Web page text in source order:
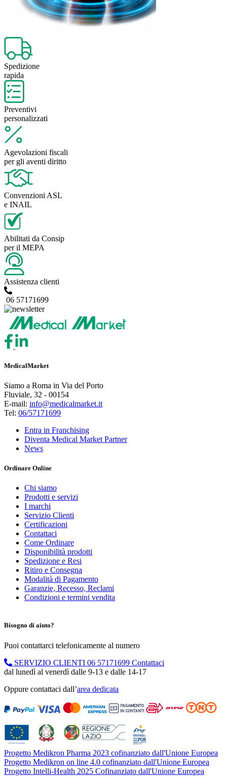
Spedizione
rapida
Preventivi
personalizzati
Agevolazioni fiscali
per gli aventi diritto
Convenzioni ASL
e INAIL
Abilitati da Consip
per il MEPA
Assistenza clienti
06 57171699
MedicalMarket
Siamo a Roma in Via del Porto
Fluviale, 32 - 00154
E-mail: info@medicalmarket.it
Tel: 06/57171699
Entra in Franchising
Diventa Medical Market Partner
News
Ordinare Online
Chi siamo
Prodotti e servizi
I marchi
Servizio Clienti
Certificazioni
Contattaci
Come Ordinare
Disponibilità prodotti
Spedizione e Resi
Ritiro e Consegna
Modalità di Pagamento
Garanzie, Recesso, Reclami
Condizioni e termini vendita
Bisogno di aiuto?
Puoi contattarci telefonicamente al numero
SERVIZIO CLIENTI 06 57171699 Contattaci
dal lunedì al venerdì dalle 9-13 e dalle 14-17
Oppure contattaci dall’area dedicata
Progetto Medikron Pharma 2023 cofinanziato dall'Unione Europea
Progetto Medikron on line 4.0 cofinanziato dall'Unione Europea
Progetto Intelli-Health 2025 Cofinanziato dall'Unione Europea